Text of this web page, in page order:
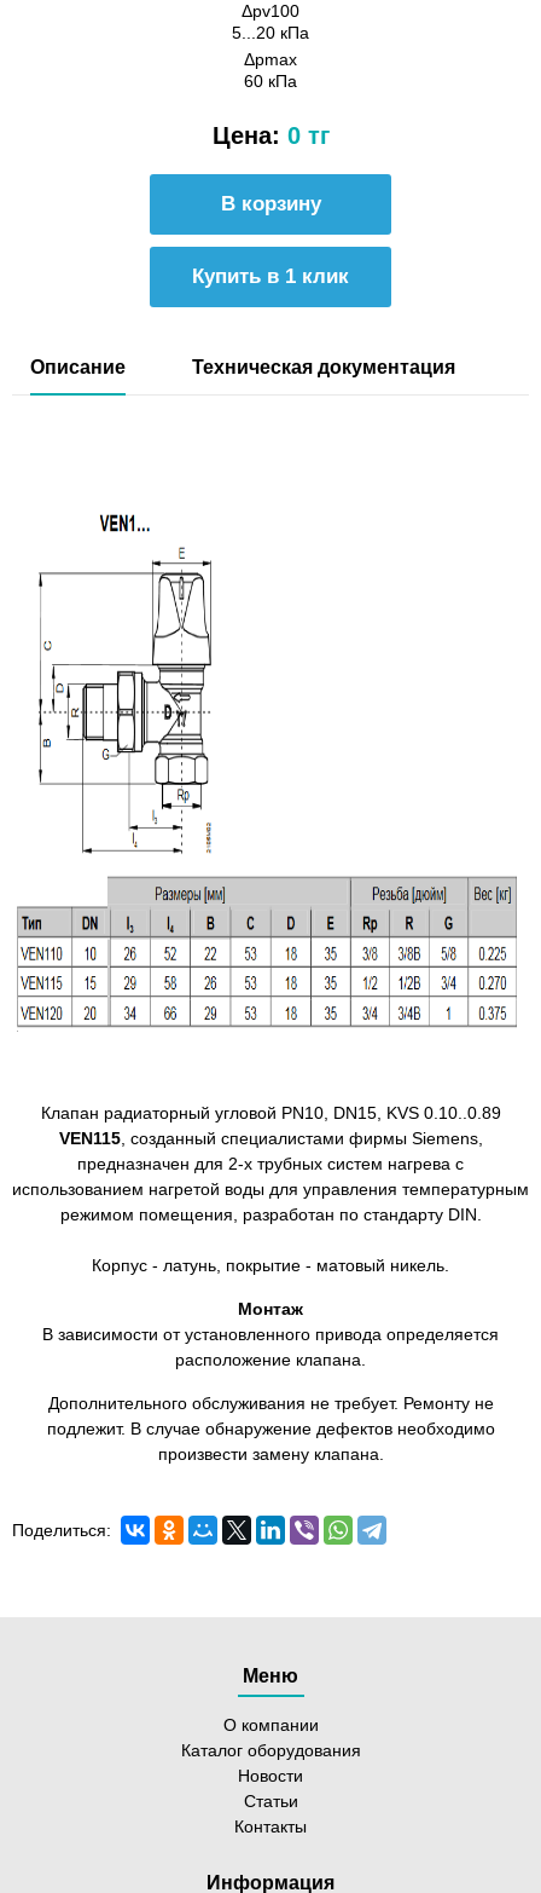
Δpv100
5...20 кПа
Δpmax
60 кПа
Цена: 0 тг
Купить в 1 клик
Описание Техническая документация
Клапан радиаторный угловой PN10, DN15, KVS 0.10..0.89
VЕN115, созданный специалистами фирмы Siemens,
предназначен для 2-х трубных систем нагрева с
использованием нагретой воды для управления температурным
режимом помещения, разработан по стандарту DIN.
Корпус - латунь, покрытие - матовый никель.
Монтаж
В зависимости от установленного привода определяется
расположение клапана.
Дополнительного обслуживания не требует. Ремонту не
подлежит. В случае обнаружение дефектов необходимо
произвести замену клапана.
Поделиться:
Меню
О компании
Каталог оборудования
Новости
Статьи
Контакты
Информация